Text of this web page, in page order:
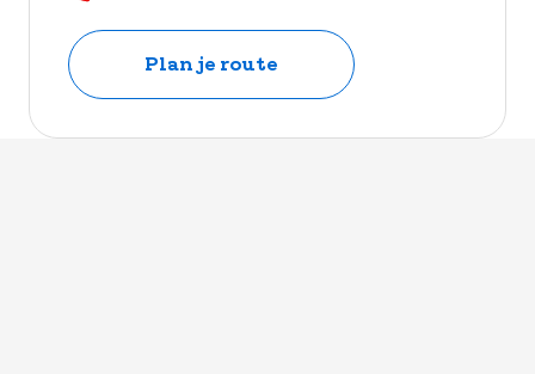
Plan je route